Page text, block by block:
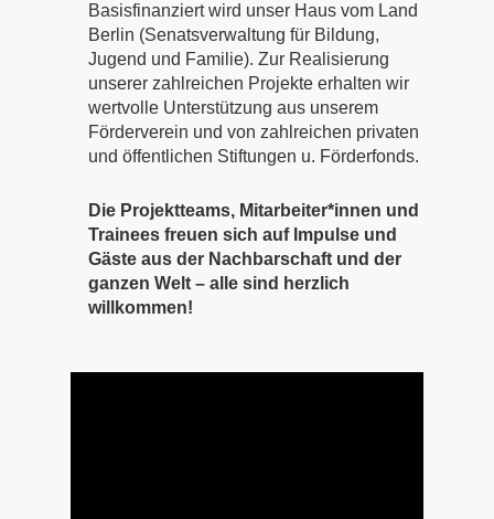
Basisfinanziert wird unser Haus vom Land
Berlin (Senatsverwaltung für Bildung,
Jugend und Familie). Zur Realisierung
unserer zahlreichen Projekte erhalten wir
wertvolle Unterstützung aus unserem
Förderverein und von zahlreichen privaten
und öffentlichen Stiftungen u. Förderfonds.
Die Projektteams, Mitarbeiter*innen und
Trainees freuen sich auf Impulse und
Gäste aus der Nachbarschaft und der
ganzen Welt – alle sind herzlich
willkommen!